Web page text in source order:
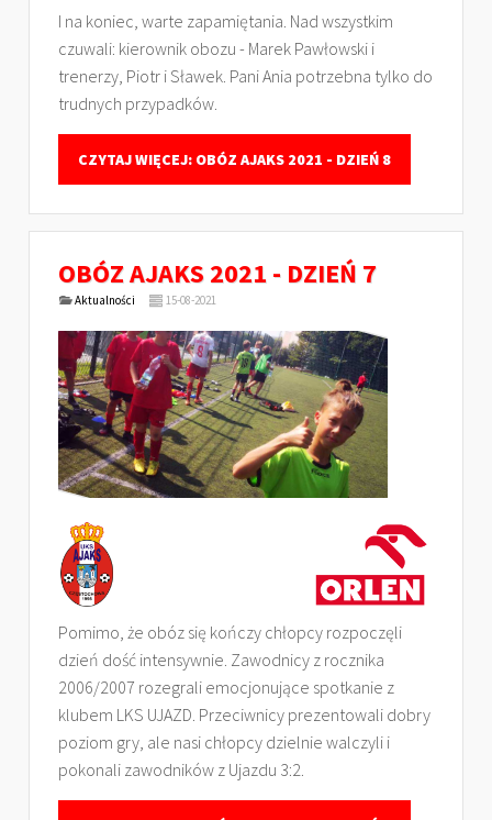
I na koniec, warte zapamiętania. Nad wszystkim
czuwali: kierownik obozu - Marek Pawłowski i
trenerzy, Piotr i Sławek. Pani Ania potrzebna tylko do
trudnych przypadków.
CZYTAJ WIĘCEJ: OBÓZ AJAKS 2021 - DZIEŃ 8
OBÓZ AJAKS 2021 - DZIEŃ 7
Aktualności 15-08-2021
Pomimo, że obóz się kończy chłopcy rozpoczęli
dzień dość intensywnie. Zawodnicy z rocznika
2006/2007 rozegrali emocjonujące spotkanie z
klubem LKS UJAZD. Przeciwnicy prezentowali dobry
poziom gry, ale nasi chłopcy dzielnie walczyli i
pokonali zawodników z Ujazdu 3:2.